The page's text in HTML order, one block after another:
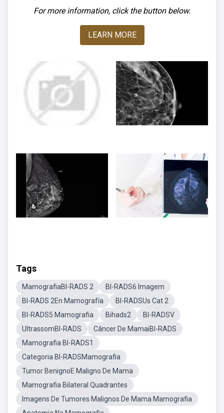
For more information, click the button below.
LEARN MORE
Tags
MamografiaBI-RADS 2
BI-RADS6 Imagem
BI-RADS 2En Mamografía
BI-RADSUs Cat 2
BI-RADS5 Mamografia
Bihads2
BI-RADSV
UltrassomBI-RADS
Câncer De MamaiBI-RADS
Mamografia BI-RADS1
Categoria BI-RADSMamografia
Tumor BenignoE Maligno De Mama
Mamografia Bilateral Quadrantes
Imagens De Tumores Malignos De Mama Mamografia